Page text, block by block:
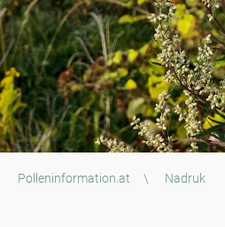
Polleninformation.at \ Nadruk